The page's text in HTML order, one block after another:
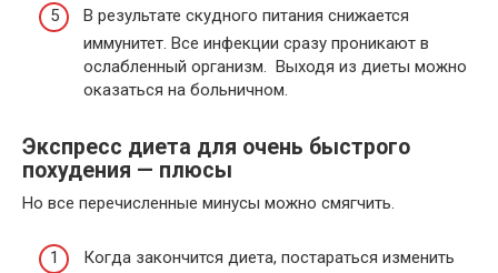
В результате скудного питания снижается
иммунитет. Все инфекции сразу проникают в
ослабленный организм. Выходя из диеты можно
оказаться на больничном.
Экспресс диета для очень быстрого
похудения — плюсы
Но все перечисленные минусы можно смягчить.
Когда закончится диета, постараться изменить